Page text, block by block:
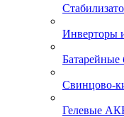
Инверторы
Батарейные
Свинцово-
Гелевые